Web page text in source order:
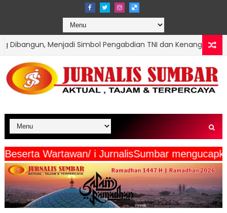
Simbol Pengabdian TNI dan Kenangan Abadi untuk Kampung
Wartawan/ i JurnalisSumbar mengucapkan "